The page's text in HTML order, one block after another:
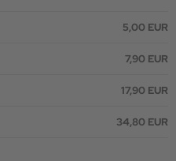
5,00 EUR
7,90 EUR
17,90 EUR
34,80 EUR